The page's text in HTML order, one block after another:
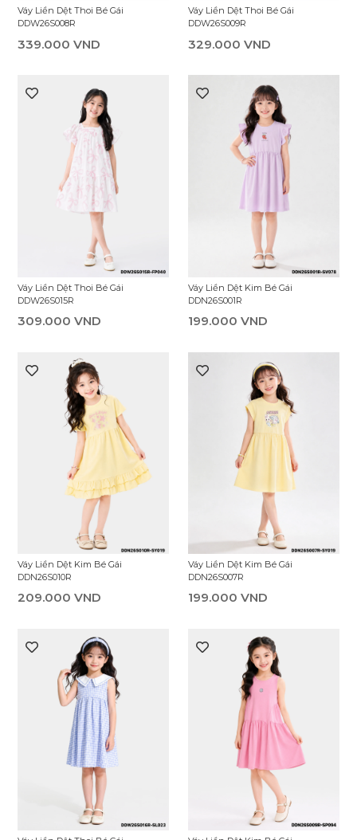
Váy Liền Dệt Thoi Bé Gái
DDW26S008R
339.000 VND
Váy Liền Dệt Thoi Bé Gái
DDW26S009R
329.000 VND
Váy Liền Dệt Thoi Bé Gái
DDW26S015R
309.000 VND
Váy Liền Dệt Kim Bé Gái
DDN26S001R
199.000 VND
Váy Liền Dệt Kim Bé Gái
DDN26S010R
209.000 VND
Váy Liền Dệt Kim Bé Gái
DDN26S007R
199.000 VND